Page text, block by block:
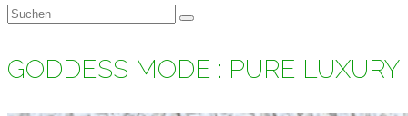
Suchen
GODDESS MODE : PURE LUXURY